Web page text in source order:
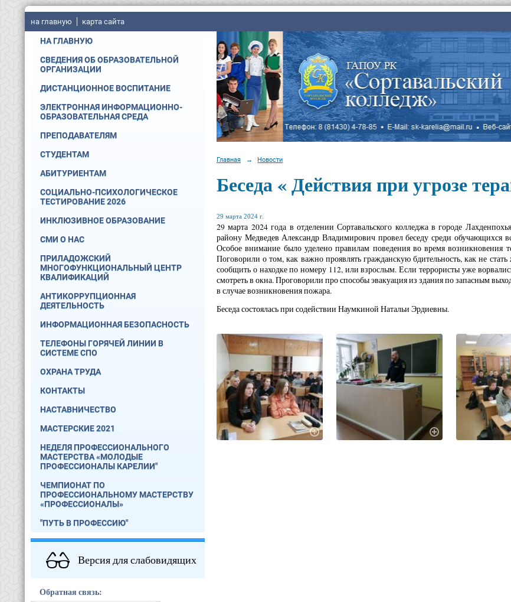
на главную карта сайта
НА ГЛАВНУЮ
СВЕДЕНИЯ ОБ ОБРАЗОВАТЕЛЬНОЙ
ОРГАНИЗАЦИИ
ДИСТАНЦИОННОЕ ВОСПИТАНИЕ
ЭЛЕКТРОННАЯ ИНФОРМАЦИОННО-
ОБРАЗОВАТЕЛЬНАЯ СРЕДА
ПРЕПОДАВАТЕЛЯМ
СТУДЕНТАМ
АБИТУРИЕНТАМ
СОЦИАЛЬНО-ПСИХОЛОГИЧЕСКОЕ
ТЕСТИРОВАНИЕ 2026
ИНКЛЮЗИВНОЕ ОБРАЗОВАНИЕ
СМИ О НАС
ПРИЛАДОЖСКИЙ
МНОГОФУНКЦИОНАЛЬНЫЙ ЦЕНТР
КВАЛИФИКАЦИЙ
АНТИКОРРУПЦИОННАЯ
ДЕЯТЕЛЬНОСТЬ
ИНФОРМАЦИОННАЯ БЕЗОПАСНОСТЬ
ТЕЛЕФОНЫ ГОРЯЧЕЙ ЛИНИИ В
СИСТЕМЕ СПО
ОХРАНА ТРУДА
КОНТАКТЫ
НАСТАВНИЧЕСТВО
МАСТЕРСКИЕ 2021
НЕДЕЛЯ ПРОФЕССИОНАЛЬНОГО
МАСТЕРСТВА «МОЛОДЫЕ
ПРОФЕССИОНАЛЫ КАРЕЛИИ"
ЧЕМПИОНАТ ПО
ПРОФЕССИОНАЛЬНОМУ МАСТЕРСТВУ
«ПРОФЕССИОНАЛЫ»
"ПУТЬ В ПРОФЕССИЮ"
Версия для слабовидящих
Обратная связь:
Главная → Новости
Беседа « Действия при угрозе
29 марта 2024 г.
29 марта 2024 года в отделении Сортавальского колледжа в городе
району Медведев Александр Владимирович провел беседу среди обучающихся
Особое внимание было уделено правилам поведения во время возникновения
Поговорили о том, как важно проявлять гражданскую бдительность, как не
сообщить о находке по номеру 112, или взрослым. Если террористы уже
смотреть в окна. Проговорили про способы эвакуация из здания по запасным
в случае возникновения пожара.
Беседа состоялась при содействии Наумкиной Натальи Эрдиевны.